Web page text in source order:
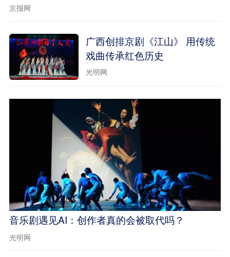
京报网
广西创排京剧《江山》 用传统
戏曲传承红色历史
光明网
音乐剧遇见AI：创作者真的会被取代吗？
光明网